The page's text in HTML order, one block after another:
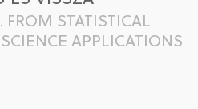
/ MEGÚJÍTOM A
FROM STATISTICAL
APPLICATIONS